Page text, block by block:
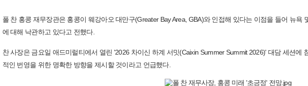
폴 찬 홍콩 재무장관은 홍콩이 웨강아오 대만구(Greater Bay Area, GBA)와 인접해 있다는 이점을 들어 뉴욕
에 대해 낙관하고 있다고 전했다.
찬 사장은 금요일 애드미럴티에서 열린 '2026 차이신 하계 서밋(Caixin Summer Summit 2026)' 대담 세션에
적인 번영을 위한 명확한 방향을 제시할 것이라고 언급했다.